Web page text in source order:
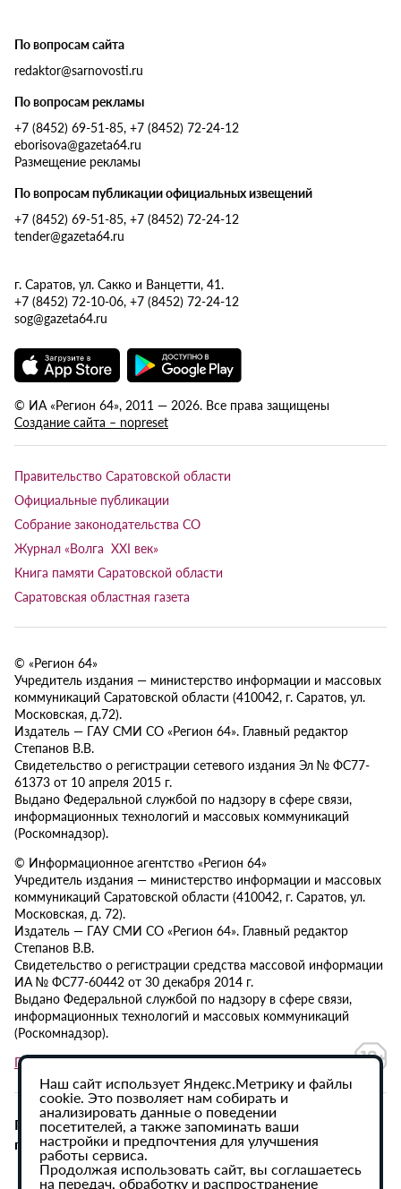
По вопросам сайта
redaktor@sarnovosti.ru
По вопросам рекламы
+7 (8452) 69-51-85, +7 (8452) 72-24-12
eborisova@gazeta64.ru
Размещение рекламы
По вопросам публикации официальных извещений
+7 (8452) 69-51-85, +7 (8452) 72-24-12
tender@gazeta64.ru
г. Саратов, ул. Сакко и Ванцетти, 41.
+7 (8452) 72-10-06, +7 (8452) 72-24-12
sog@gazeta64.ru
© ИА «Регион 64», 2011 — 2026. Все права защищены
Создание сайта – nopreset
Правительство Саратовской области
Официальные публикации
Собрание законодательства СО
Журнал «Волга XXI век»
Книга памяти Саратовской области
Саратовская областная газета
© «Регион 64»
Учредитель издания — министерство информации и массовых
коммуникаций Саратовской области (410042, г. Саратов, ул.
Московская, д.72).
Издатель — ГАУ СМИ СО «Регион 64». Главный редактор
Степанов В.В.
Свидетельство о регистрации сетевого издания Эл № ФС77-
61373 от 10 апреля 2015 г.
Выдано Федеральной службой по надзору в сфере связи,
информационных технологий и массовых коммуникаций
(Роскомнадзор).
© Информационное агентство «Регион 64»
Учредитель издания — министерство информации и массовых
коммуникаций Саратовской области (410042, г. Саратов, ул.
Московская, д. 72).
Издатель — ГАУ СМИ СО «Регион 64». Главный редактор
Степанов В.В.
Свидетельство о регистрации средства массовой информации
ИА № ФС77-60442 от 30 декабря 2014 г.
Выдано Федеральной службой по надзору в сфере связи,
информационных технологий и массовых коммуникаций
(Роскомнадзор).
Политика в отношении обработки персональных данных
При использовании материалов сайта активная
гиперссылка на ИА «Регион 64» обязательна.
Наш сайт использует Яндекс.Метрику и файлы
cookie. Это позволяет нам собирать и
анализировать данные о поведении
посетителей, а также запоминать ваши
настройки и предпочтения для улучшения
работы сервиса.
Продолжая использовать сайт, вы соглашаетесь
на передач, обработку и распространение